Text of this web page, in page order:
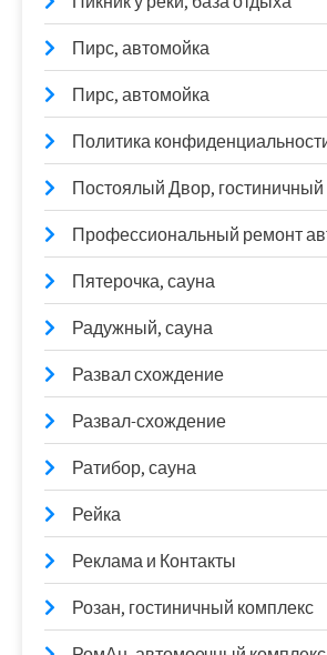
Пирс, автомойка
Пирс, автомойка
Политика
Постоялый Двор, гостиничный
Профессиональный ремонт
Пятерочка, сауна
Радужный, сауна
Развал схождение
Развал-схождение
Ратибор, сауна
Рейка
Реклама и Контакты
Розан, гостиничный комплекс